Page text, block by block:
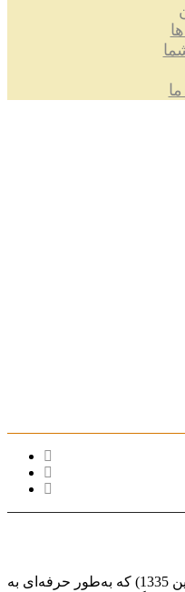
فاطمه عبدی گلنگشی (زاده 1 فروردین 1335) که به‌طور حرفه‌ای به